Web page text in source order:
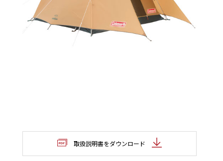
取扱説明書をダウンロード